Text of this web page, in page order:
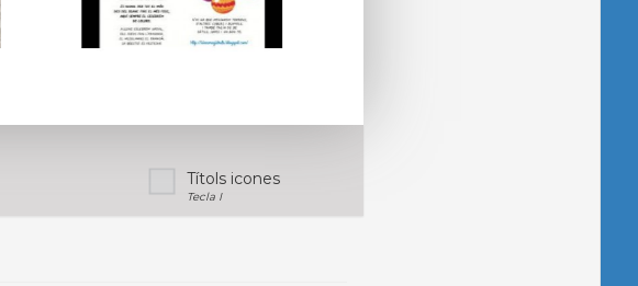
Títols icones
Tecla I